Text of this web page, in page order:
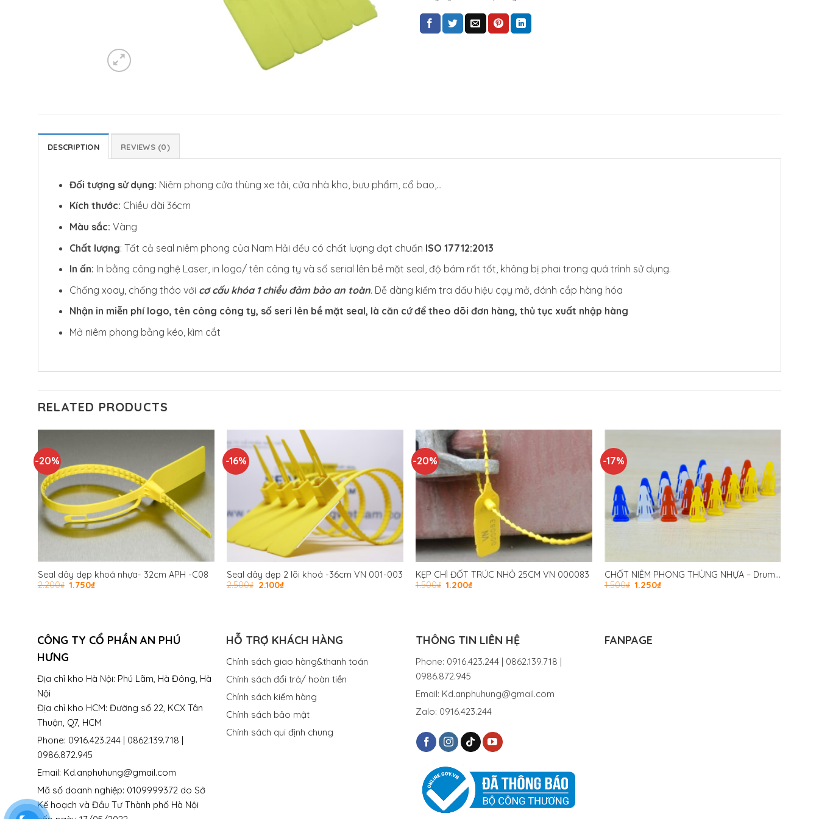
DESCRIPTION REVIEWS (0)
Đối tượng sử dụng: Niêm phong cửa thùng xe tải, cửa nhà kho, bưu phẩm, cổ bao,…
Kích thước: Chiều dài 36cm
Màu sắc: Vàng
Chất lượng: Tất cả seal niêm phong của Nam Hải đều có chất lượng đạt chuẩn ISO 17712:2013
In ấn: In bằng công nghệ Laser, in logo/ tên công ty và số serial lên bề mặt seal, độ bám rất tốt, không bị phai trong quá trình sử dụng.
Chống xoay, chống tháo với cơ cấu khóa 1 chiều đảm bảo an toàn. Dễ dàng kiểm tra dấu hiệu cạy mở, đánh cắp hàng hóa
Nhận in miễn phí logo, tên công công ty, số seri lên bề mặt seal, là căn cứ để theo dõi đơn hàng, thủ tục xuất nhập hàng
Mở niêm phong bằng kéo, kìm cắt
RELATED PRODUCTS
-20%
Seal dây dẹp khoá nhựa- 32cm APH -C08
2.200₫ 1.750₫
-16%
Seal dây dẹp 2 lõi khoá -36cm VN 001-003
2.500₫ 2.100₫
-20%
KẸP CHÌ ĐỐT TRÚC NHỎ 25CM VN 000083
1.500₫ 1.200₫
-17%
CHỐT NIÊM PHONG THÙNG NHỰA – Drum
Seal APH-07
1.500₫ 1.250₫
CÔNG TY CỔ PHẦN AN PHÚ
HƯNG
Địa chỉ kho Hà Nội: Phú Lãm, Hà Đông, Hà
Nội
Địa chỉ kho HCM: Đường số 22, KCX Tân
Thuận, Q7, HCM
Phone: 0916.423.244 | 0862.139.718 |
0986.872.945
Email: Kd.anphuhung@gmail.com
Mã số doanh nghiệp: 0109999372 do Sở
Kế hoạch và Đầu Tư Thành phố Hà Nội
HỖ TRỢ KHÁCH HÀNG
Chính sách giao hàng&thanh toán
Chính sách đổi trả/ hoàn tiền
Chính sách kiểm hàng
Chính sách bảo mật
Chính sách qui định chung
THÔNG TIN LIÊN HỆ
Phone: 0916.423.244 | 0862.139.718 |
0986.872.945
Email: Kd.anphuhung@gmail.com
Zalo: 0916.423.244
FANPAGE